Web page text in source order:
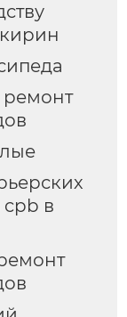
ремонт
cpb в